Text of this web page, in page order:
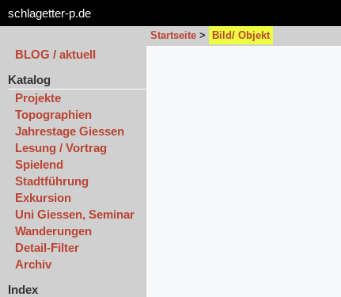
schlagetter-p.de
Startseite > Bild/ Objekt
BLOG / aktuell
Katalog
Projekte
Topographien
Jahrestage Giessen
Lesung / Vortrag
Spielend
Stadtführung
Exkursion
Uni Giessen, Seminar
Wanderungen
Detail-Filter
Archiv
Index